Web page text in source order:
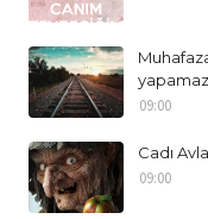
09:00
Cadı
09:00